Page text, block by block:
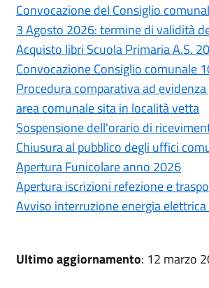
Convocazione del Consiglio
3 Agosto 2026: termine di validità
Acquisto libri Scuola Primaria A.S.
Convocazione Consiglio comunale
Procedura comparativa ad
area comunale sita in località vetta
Sospensione dell'orario di
Chiusura al pubblico degli uffici
Apertura Funicolare anno 2026
Apertura iscrizioni refezione e
Avviso interruzione energia
Ultimo aggiornamento: 12 marzo